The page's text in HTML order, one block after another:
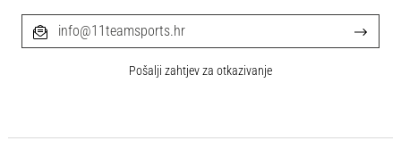
info@11teamsports.hr
Pošalji zahtjev za otkazivanje